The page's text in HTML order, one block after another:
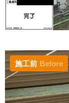
施工前 Before